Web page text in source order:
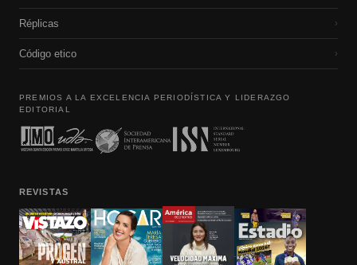
Réplicas ›
Código etico ›
PREMIOS A LA EXCELENCIA PERIODÍSTICA Y LIDERAZGO
EDITORIAL
REVISTAS